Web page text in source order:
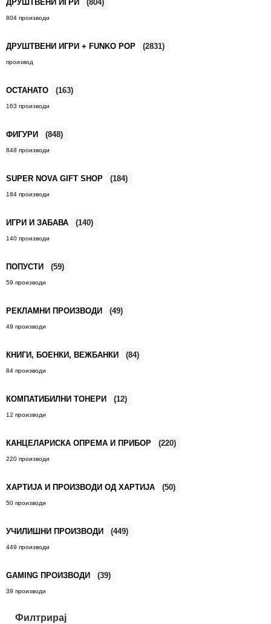
ДРУШТВЕНИ ИГРИ (804)
804 производи
ДРУШТВЕНИ ИГРИ + FUNKO POP (2831)
производ
ОСТАНАТО (163)
163 производи
ФИГУРИ (848)
848 производи
SUPER NOVA GIFT SHOP (184)
184 производи
ИГРИ И ЗАБАВА (140)
140 производи
ПОПУСТИ (59)
59 производи
РЕКЛАМНИ ПРОИЗВОДИ (49)
49 производи
КНИГИ, БОЕНКИ, ВЕЖБАНКИ (84)
84 производи
КОМПАТИБИЛНИ ТОНЕРИ (12)
12 производи
КАНЦЕЛАРИСКА ОПРЕМА И ПРИБОР (220)
220 производи
ХАРТИЈА И ПРОИЗВОДИ ОД ХАРТИЈА (50)
50 производи
УЧИЛИШНИ ПРОИЗВОДИ (449)
449 производи
GAMING ПРОИЗВОДИ (39)
39 производи
Филтрирај